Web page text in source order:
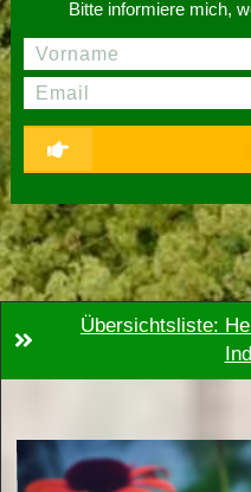
Bitte informiere mich,
Übersichtsliste: